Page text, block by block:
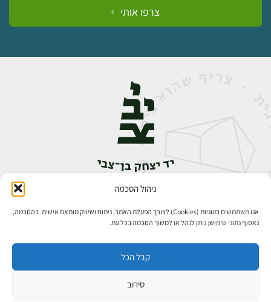
ניהול הסכמה
אנו משתמשים בעוגיות (Cookies) לצורך הפעלת האתר, ניתוח ושיווק מותאם אישית. בהסכמה,
נאסוף נתוני שימוש; ניתן לנהל או למשוך הסכמה בכל עת.
קבל הכל
סירוב
צרפו אותי
אבן גבירול 14, רחביה, ירושלים